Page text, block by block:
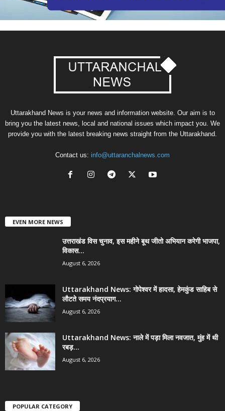
Uttarakhand News is your news and information website. Our aim is to
bring you the latest news, local and national issues which impact you. We
provide you with the latest breaking news straight from the Uttarakhand.
Contact us: info@uttaranchalnews.com
EVEN MORE NEWS
उत्तराखंड विस चुनाव, इस महीने बूथ जीतो अभियान करेगी भाजपा,
विकास...
August 6, 2026
Uttarakhand News: गोपेश्वर में हादसा, हेमकुंड साहिब से
लौटते समय नंदप्रयाग...
August 6, 2026
Uttarakhand News: नाले में पड़ा मिला नवजात, मुंह में थी
रबड़...
August 6, 2026
POPULAR CATEGORY